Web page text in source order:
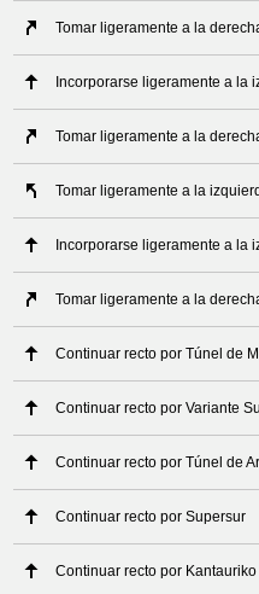
Tomar ligeramente a la
Incorporarse ligeramente a la
Tomar ligeramente a la
Tomar ligeramente a la
Incorporarse ligeramente a la
Tomar ligeramente a la
Continuar recto por Túnel de
Continuar recto por Variante
Continuar recto por Túnel de
Continuar recto por Supersur
Continuar recto por